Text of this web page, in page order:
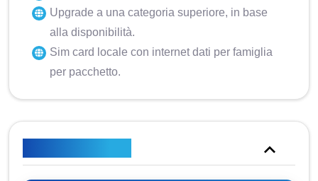
Upgrade a una categoria superiore, in base
alla disponibilità.
Sim card locale con internet dati per famiglia
per pacchetto.